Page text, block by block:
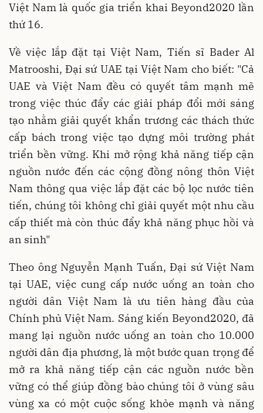
Việt Nam là quốc gia triển khai Beyond2020 lần
thứ 16.
Về việc lắp đặt tại Việt Nam, Tiến sĩ Bader Al
Matrooshi, Đại sứ UAE tại Việt Nam cho biết: "Cả
UAE và Việt Nam đều có quyết tâm mạnh mẽ
trong việc thúc đẩy các giải pháp đổi mới sáng
tạo nhằm giải quyết khẩn trương các thách thức
cấp bách trong việc tạo dựng môi trường phát
triển bền vững. Khi mở rộng khả năng tiếp cận
nguồn nước đến các cộng đồng nông thôn Việt
Nam thông qua việc lắp đặt các bộ lọc nước tiên
tiến, chúng tôi không chỉ giải quyết một nhu cầu
cấp thiết mà còn thúc đẩy khả năng phục hồi và
an sinh"
Theo ông Nguyễn Mạnh Tuấn, Đại sứ Việt Nam
tại UAE, việc cung cấp nước uống an toàn cho
người dân Việt Nam là ưu tiên hàng đầu của
Chính phủ Việt Nam. Sáng kiến Beyond2020, đã
mang lại nguồn nước uống an toàn cho 10.000
người dân địa phương, là một bước quan trọng để
mở ra khả năng tiếp cận các nguồn nước bền
vững có thể giúp đồng bào chúng tôi ở vùng sâu
vùng xa có một cuộc sống khỏe mạnh và năng